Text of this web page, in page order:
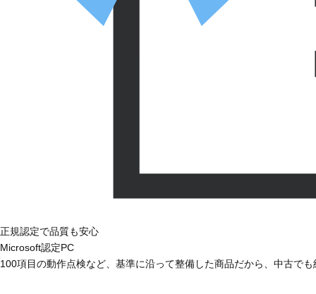
正規認定で品質も安心
Microsoft認定PC
100項目の動作点検など、基準に沿って整備した商品だから、中古で